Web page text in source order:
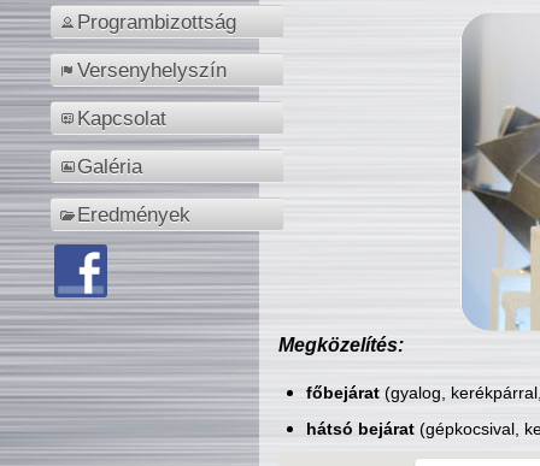
Programbizottság
Versenyhelyszín
Kapcsolat
Galéria
Eredmények
Megközelítés:
főbejárat(gyalog,
hátsó bejárat(gépkocsival,